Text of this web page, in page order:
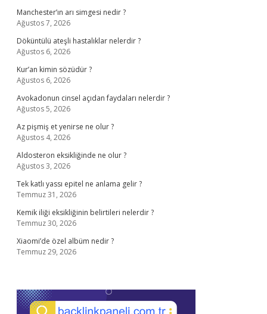
Manchester’ın arı simgesi nedir ?
Ağustos 7, 2026
Döküntülü ateşli hastalıklar nelerdir ?
Ağustos 6, 2026
Kur’an kimin sözüdür ?
Ağustos 6, 2026
Avokadonun cinsel açıdan faydaları nelerdir ?
Ağustos 5, 2026
Az pişmiş et yenirse ne olur ?
Ağustos 4, 2026
Aldosteron eksikliğinde ne olur ?
Ağustos 3, 2026
Tek katlı yassı epitel ne anlama gelir ?
Temmuz 31, 2026
Kemik iliği eksikliğinin belirtileri nelerdir ?
Temmuz 30, 2026
Xiaomi’de özel albüm nedir ?
Temmuz 29, 2026